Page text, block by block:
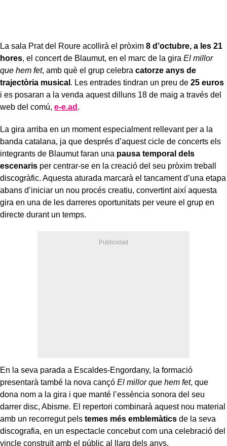
La sala Prat del Roure acollirà el pròxim 8 d’octubre, a les 21
hores, el concert de Blaumut, en el marc de la gira El millor
que hem fet, amb què el grup celebra catorze anys de
trajectòria musical . Les entrades tindran un preu de 25 euros
i es posaran a la venda aquest dilluns 18 de maig a través del
web del comú, e-e.ad .
La gira arriba en un moment especialment rellevant per a la
banda catalana, ja que després d’aquest cicle de concerts els
integrants de Blaumut faran una pausa temporal dels
escenaris per centrar-se en la creació del seu pròxim treball
discogràfic. Aquesta aturada marcarà el tancament d’una etapa
abans d’iniciar un nou procés creatiu, convertint així aquesta
gira en una de les darreres oportunitats per veure el grup en
directe durant un temps.
En la seva parada a Escaldes-Engordany, la formació
presentarà també la nova cançó El millor que hem fet, que
dona nom a la gira i que manté l’essència sonora del seu
darrer disc, Abisme. El repertori combinarà aquest nou material
amb un recorregut pels temes més emblemàtics de la seva
discografia, en un espectacle concebut com una celebració del
vincle construït amb el públic al llarg dels anys.